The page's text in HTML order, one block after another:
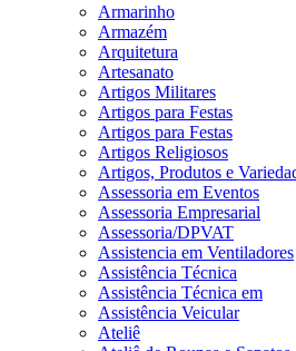
Armarinho
Armazém
Arquitetura
Artesanato
Artigos Militares
Artigos para Festas
Artigos para Festas
Artigos Religiosos
Artigos, Produtos e
Assessoria em Eventos
Assessoria Empresarial
Assessoria/DPVAT
Assistencia em Ventiladores
Assistência Técnica
Assistência Técnica em
Assistência Veicular
Ateliê